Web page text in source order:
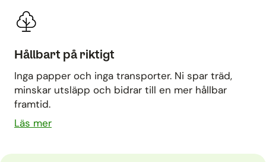
Hållbart på riktigt
Inga papper och inga transporter. Ni spar träd,
minskar utsläpp och bidrar till en mer hållbar
framtid.
Läs mer